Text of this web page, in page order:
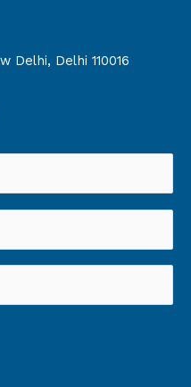
Delhi, Delhi 110016